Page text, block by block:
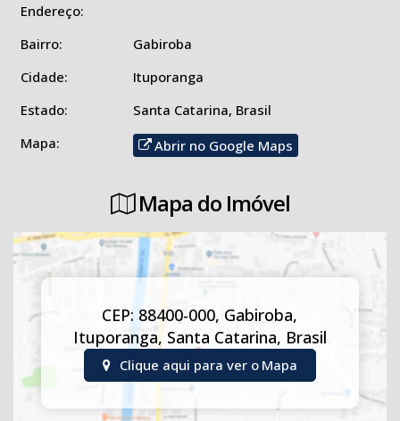
Endereço:
Bairro:
Gabiroba
Cidade:
Ituporanga
Estado:
Santa Catarina, Brasil
Mapa:
Abrir no Google Maps
Mapa do Imóvel
CEP: 88400-000, Gabiroba,
Ituporanga, Santa Catarina, Brasil
Clique aqui para ver o Mapa